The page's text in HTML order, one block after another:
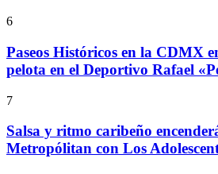
6
Paseos Históricos en la CDMX
pelota en el Deportivo Rafael
7
Salsa y ritmo caribeño
Metropólitan con Los